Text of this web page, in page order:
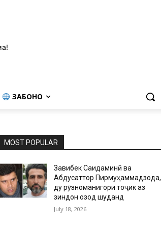
ЗАБОНҲО
MOST POPULAR
Завқибек Саидаминӣ ва
Абдусаттор Пирмуҳаммадзода,
ду рӯзноманигори тоҷик аз
зиндон озод шуданд
July 18, 2026